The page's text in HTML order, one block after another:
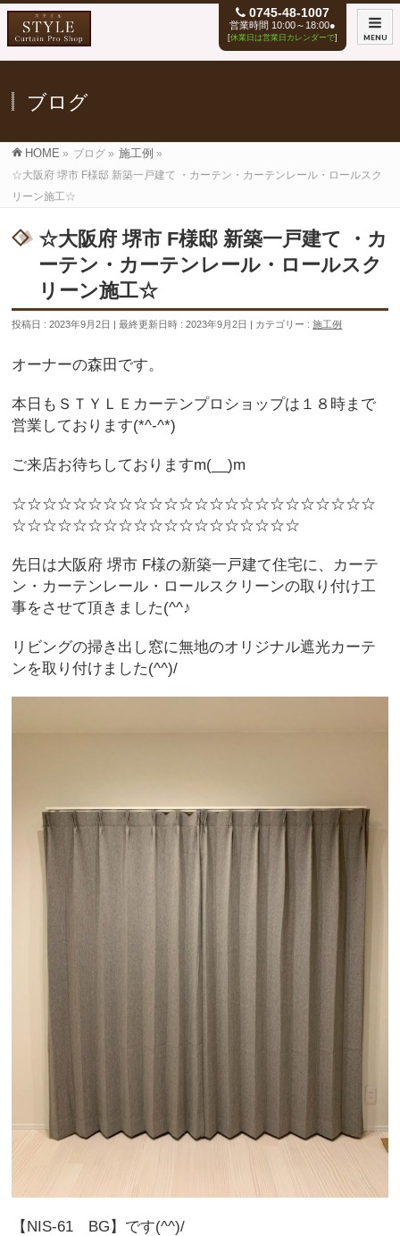
0745-48-1007
営業時間 10:00～18:00●
[休業日は営業日カレンダーで] MENU
ブログ
HOME » ブログ » 施工例 »
☆大阪府 堺市 F様邸 新築一戸建て ・カーテン・カーテンレール・ロールスク
リーン施工☆
☆大阪府 堺市 F様邸 新築一戸建て ・カ
ーテン・カーテンレール・ロールスク
リーン施工☆
投稿日 : 2023年9月2日 最終更新日時 : 2023年9月2日 カテゴリー :施工例
オーナーの森田です。
本日もＳＴＹＬＥカーテンプロショップは１８時まで
営業しております(*^-^*)
ご来店お待ちしておりますm(__)m
☆☆☆☆☆☆☆☆☆☆☆☆☆☆☆☆☆☆☆☆☆☆☆☆
☆☆☆☆☆☆☆☆☆☆☆☆☆☆☆☆☆☆☆
先日は大阪府 堺市 F様の新築一戸建て住宅に、カーテ
ン・カーテンレール・ロールスクリーンの取り付け工
事をさせて頂きました(^^♪
リビングの掃き出し窓に無地のオリジナル遮光カーテ
ンを取り付けました(^^)/
【NIS-61 BG】です(^^)/